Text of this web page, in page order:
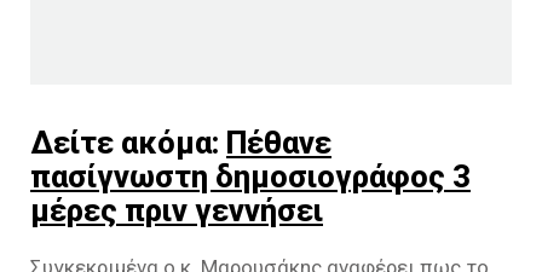
Δείτε ακόμα: Πέθανε
πασίγνωστη δημοσιογράφος 3
μέρες πριν γεννήσει